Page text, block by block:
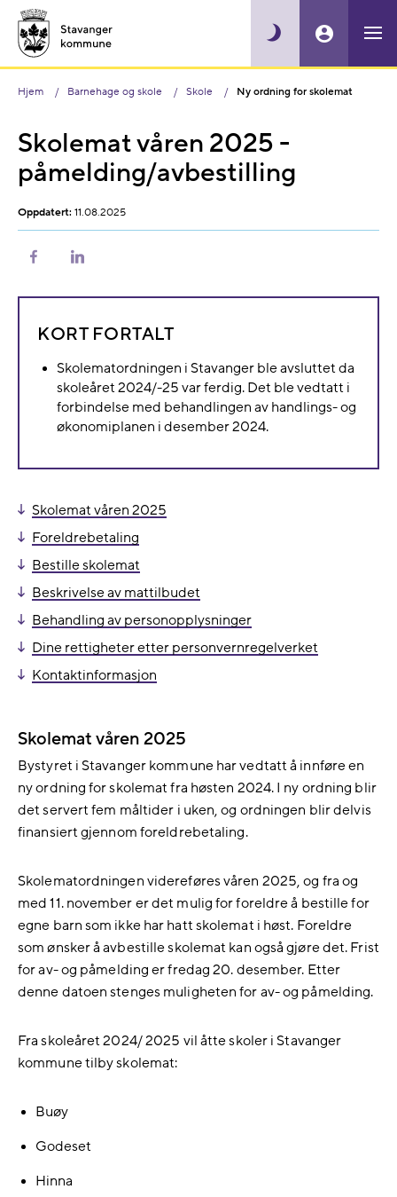
Hjem Barnehage og skole Skole Ny ordning for skolemat
Skolemat våren 2025 -
påmelding/avbestilling
Oppdatert: 11.08.2025
Del
Del
KORT FORTALT
Skolematordningen i Stavanger ble avsluttet da
skoleåret 2024/-25 var ferdig. Det ble vedtatt i
forbindelse med behandlingen av handlings- og
økonomiplanen i desember 2024.
Skolemat våren 2025
Foreldrebetaling
Bestille skolemat
Beskrivelse av mattilbudet
Behandling av personopplysninger
Dine rettigheter etter personvernregelverket
Kontaktinformasjon
Skolemat våren 2025
Bystyret i Stavanger kommune har vedtatt å innføre en
ny ordning for skolemat fra høsten 2024. I ny ordning blir
det servert fem måltider i uken, og ordningen blir delvis
finansiert gjennom foreldrebetaling.
Skolematordningen videreføres våren 2025, og fra og
med 11. november er det mulig for foreldre å bestille for
egne barn som ikke har hatt skolemat i høst. Foreldre
som ønsker å avbestille skolemat kan også gjøre det. Frist
for av- og påmelding er fredag 20. desember. Etter
denne datoen stenges muligheten for av- og påmelding.
Fra skoleåret 2024/ 2025 vil åtte skoler i Stavanger
kommune tilby skolemat:
Buøy
Godeset
Hinna